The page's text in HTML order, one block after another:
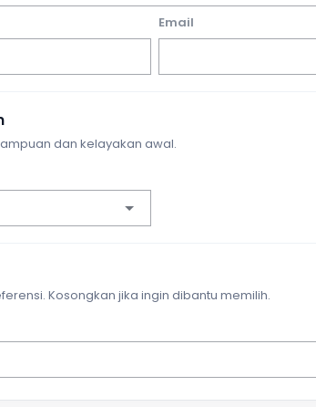
Email
dan kelayakan awal.
Kosongkan jika ingin dibantu memilih.